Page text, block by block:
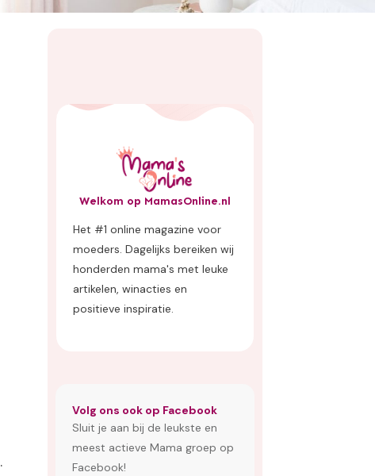
.
Welkom op MamasOnline.nl
Het #1 online magazine voor
moeders. Dagelijks bereiken wij
honderden mama's met leuke
artikelen, winacties en
positieve inspiratie.
Volg ons ook op Facebook
Sluit je aan bij de leukste en
meest actieve Mama groep op
Facebook!